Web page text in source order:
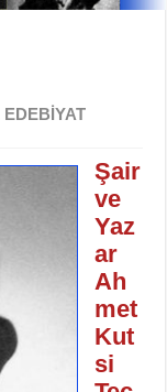
EDEBİYAT
Şair
ve
Yaz
ar
Ah
met
Kut
si